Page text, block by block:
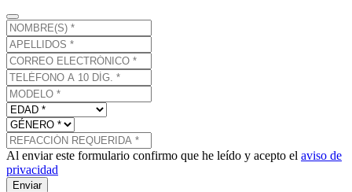
Al enviar este formulario confirmo que he leído y acepto el aviso de
privacidad
Enviar